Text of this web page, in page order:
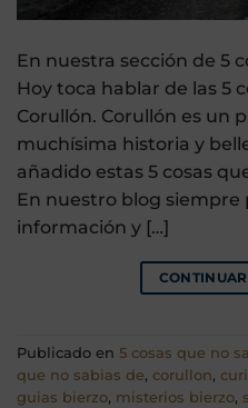
En nuestra sección de 5
Hoy toca hablar de las 5
Corullón. Corullón es un
muchísima historia y
añadido estas 5 cosas
En nuestro blog
información y […]
Publicado en 5 cosas que no
que no sabias de, corullon,
guias bierzo, misterios bierzo,